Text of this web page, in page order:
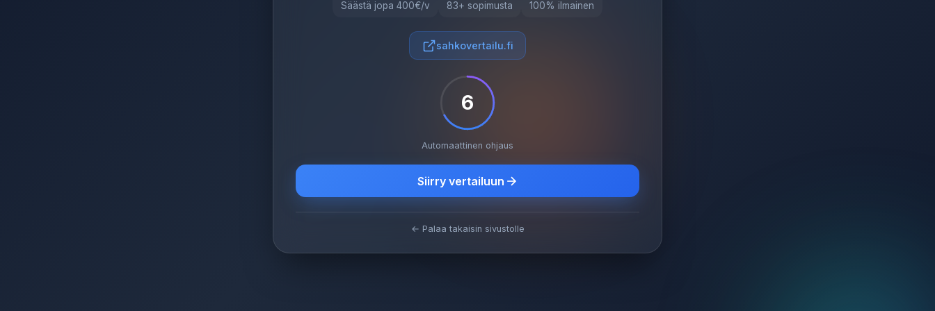
Säästä jopa 400€/v 83+ sopimusta 100% ilmainen
sahkovertailu.fi
5
Automaattinen ohjaus
Siirry vertailuun
← Palaa takaisin sivustolle